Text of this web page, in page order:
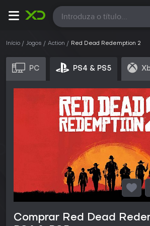
Todas
Início Jogos Action Red Dead Redemption 2
PC PS4 & PS5
Comprar Red Dead